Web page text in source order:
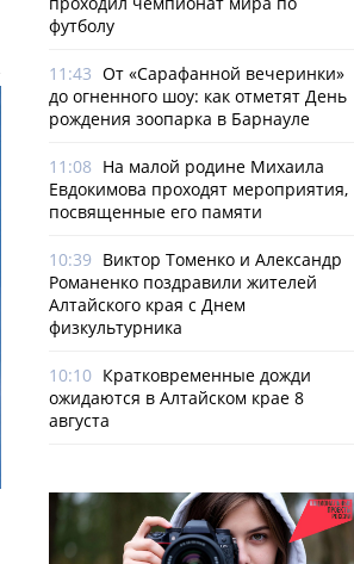
футболу
11:43 От «Сарафанной вечеринки»
до огненного шоу: как отметят День
рождения зоопарка в Барнауле
11:08 На малой родине Михаила
Евдокимова проходят мероприятия,
посвященные его памяти
10:39 Виктор Томенко и Александр
Романенко поздравили жителей
Алтайского края с Днем
физкультурника
10:10 Кратковременные дожди
ожидаются в Алтайском крае 8
августа